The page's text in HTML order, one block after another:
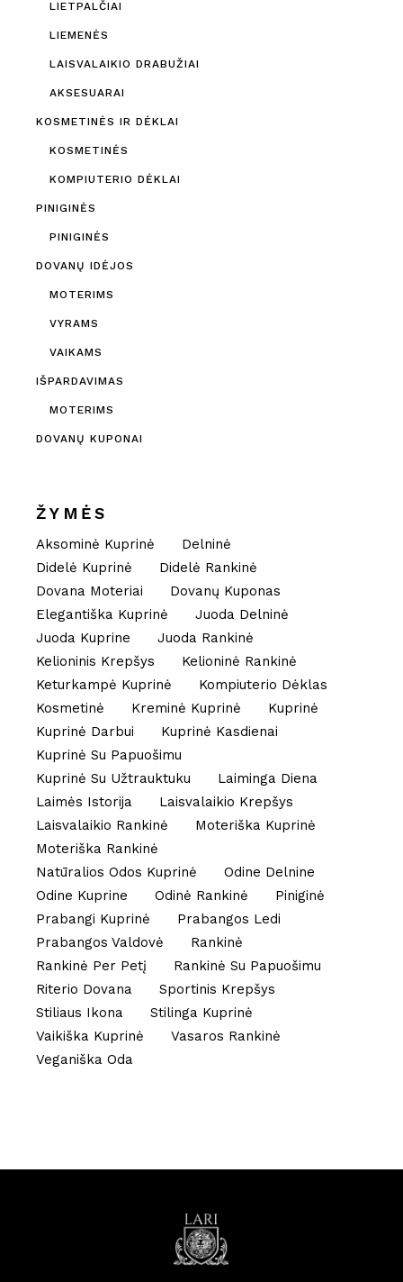
LIETPALČIAI
LIEMENĖS
LAISVALAIKIO DRABUŽIAI
AKSESUARAI
KOSMETINĖS IR DĖKLAI
KOSMETINĖS
KOMPIUTERIO DĖKLAI
PINIGINĖS
PINIGINĖS
DOVANŲ IDĖJOS
MOTERIMS
VYRAMS
VAIKAMS
IŠPARDAVIMAS
MOTERIMS
DOVANŲ KUPONAI
ŽYMĖS
Aksominė Kuprinė
Delninė
Didelė Kuprinė
Didelė Rankinė
Dovana Moteriai
Dovanų Kuponas
Elegantiška Kuprinė
Juoda Delninė
Juoda Kuprine
Juoda Rankinė
Kelioninis Krepšys
Kelioninė Rankinė
Keturkampė Kuprinė
Kompiuterio Dėklas
Kosmetinė
Kreminė Kuprinė
Kuprinė
Kuprinė Darbui
Kuprinė Kasdienai
Kuprinė Su Papuošimu
Kuprinė Su Užtrauktuku
Laiminga Diena
Laimės Istorija
Laisvalaikio Krepšys
Laisvalaikio Rankinė
Moteriška Kuprinė
Moteriška Rankinė
Natūralios Odos Kuprinė
Odine Delnine
Odine Kuprine
Odinė Rankinė
Piniginė
Prabangi Kuprinė
Prabangos Ledi
Prabangos Valdovė
Rankinė
Rankinė Per Petį
Rankinė Su Papuošimu
Riterio Dovana
Sportinis Krepšys
Stiliaus Ikona
Stilinga Kuprinė
Vaikiška Kuprinė
Vasaros Rankinė
Veganiška Oda